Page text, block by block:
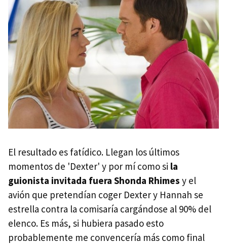
El resultado es fatídico. Llegan los últimos
momentos de 'Dexter' y por mí como si la
guionista invitada fuera Shonda Rhimes y el
avión que pretendían coger Dexter y Hannah se
estrella contra la comisaría cargándose al 90% del
elenco. Es más, si hubiera pasado esto
probablemente me convencería más como final